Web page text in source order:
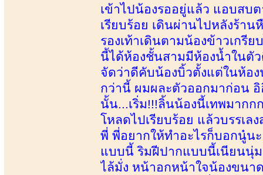
เข้าไปน้องรออยู่แล้ว แอบส
เรียบร้อย เดินผ่านไปหลังร้า
รองเท้าเดินตามน้องข้าวเกรี
นี้ได้ห้องชั้นสามมีห้องน้ำในตั
จัดว่าดีคับน้องบิ้วตั้งแต่ในห้อง
กว่านี้ ผมผละตัวออกมาก่อน
นั้น...เริ่ม!!!ลิ้นน้องนี้เทพมากก
โหลดไปเรียบร้อย แล้วบรรเล
พี่ พี่อยากให้ทำอะไรก็บอกนู๋น
แบบนี้ ริมฝีปากแบบนี้เนียนนุ่ม
ไล้มั่ง หน้าอกหน้าใจน้องขนา